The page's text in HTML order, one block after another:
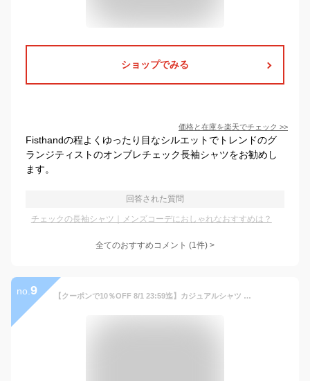
ショップでみる
価格と在庫を楽天でチェック >>
Fisthandの程よくゆったり目なシルエットでトレンドのグ
ランジティストのオンブレチェック長袖シャツをお勧めし
ます。
回答された質問
チェックの長袖シャツ｜メンズコーデにおしゃれなおすすめは？
全てのおすすめコメント (1件) >
no. 9 【クーポンで10％OFF 8/1 23:59迄】カジュアルシャツ メンズ 春 夏 秋 冬 トップス 黒 ネイビー S-3L 長袖 羽織 ギンガムチェック チェック柄 ストライプ柄 ボタン 襟付き 前開き 配色 大きいサイズ オシャレウォーカー※メール便可※【10】